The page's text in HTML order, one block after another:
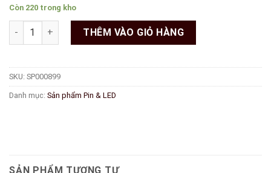
Còn 220 trong kho
Hộp Đựng Pin U 9V số lượngTHÊM VÀO GIỎ HÀNG
SKU: SP000899
Danh mục: Sản phẩm Pin & LED
SẢN PHẨM TƯƠNG TỰ